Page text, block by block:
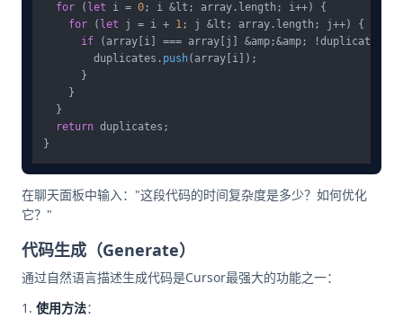
for ( let i = 0; i &lt; array. length ; i++) {
for ( let j = i + 1; j &lt; array. length ; j++) {
if (array[i] === array[j] &amp;&amp; !duplicates.
        duplicates.
push(array[i]);
      }
    }
  }
return duplicates;
在聊天面板中输入："这段代码的时间复杂度是多少？如何优化
它？"
代码生成（Generate）
通过自然语言描述生成代码是Cursor最强大的功能之一：
使用方法：